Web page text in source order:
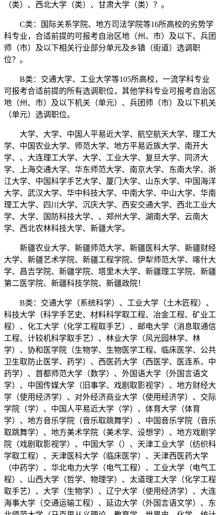
（类）、西北大学（类）、甘肃大学（类）？。
C类：国际关系学院、地方司法学院等16所高校的劣势学
科专业，合适前提的可报考自治区地（州、市）及以下、兵团
师（市）及以下相关行业部分单元及乡镇（街道）选调职
位？。
B类：交通大学、工业大学等105所高校，一流学科专业
可报考合适前提的所有选调职位，其他学科专业可报考自治区
地（州、市）及以下机关（单元）、兵团师（市）及以下机关
（单元）选调职位。
大学、大学、中国人平易近大学、航空航天大学、理工大
学、中国农业大学、师范大学、地方平易近族大学、南开大
学、、大连理工大学、大学、工业大学、复旦大学、同济大
学、上海交通大学、华东师范大学、南京大学、东南大学、浙
江大学、中国科学手艺大学、厦门大学、山东大学、中国海洋
大学、武汉大学、华中科技大学、中南大学、中山大学、华南
理工大学、四川大学、沉庆大学、西安交通大学、西北工业大
学、大学、国防科技大学、、郑州大学、湖南大学、云南大
学、西北农林科技大学、新疆大学。
新疆农业大学、新疆师范大学、新疆医科大学、新疆财经
大学、新疆艺术学院、新疆工程学院、伊犁师范大学、喀什大
学、昌吉学院、新疆学院、塔里木大学、新疆理工学院、新疆
第二医学院、新疆科技学院、新疆政院！
B类：交通大学（系统科学）、工业大学（土木匠程）、
科技大学（科学手艺史、材料科学取工程、冶金工程、矿业工
程）、化工大学（化学工程取手艺）、邮电大学（消息取通信
工程、计较机科学取手艺）、林业大学（风光园林学、林
学）、协和医学院（生物学、生物医学工程、临床医学、公共
卫生取防止医学、药学）、西医药大学（西医学、医连系、中
药学）、首都师范大学（数学）、外国语大学（外国言语文
学）、中国传媒大学（旧事学、戏剧取影视学）、地方财经大
学（使用经济学）、对外经济商业大学（使用经济学）、交际
学院（学）、中国人平易近大学（学）、体育大学（体育
学）、地方音乐学院（音乐取跳舞学）、中国音乐学院（音乐
取跳舞学）、地方美术学院（美术学、设想学）、地方戏剧学
院（戏剧取影视学）、中国大学（）、天津工业大学（纺织科
学取工程）、天津医科大学（临床医学）、天津西医药大学
（中药学）、华北电力大学（电气工程）、工业大学（电气工
程）、山西大学（哲学、物理学）、太道理工大学（化学工程
取手艺）、大学（生物学）、辽宁大学（使用经济学）、大连
海事大学（交通运输工程）、延边大学（外国言语文学）、东